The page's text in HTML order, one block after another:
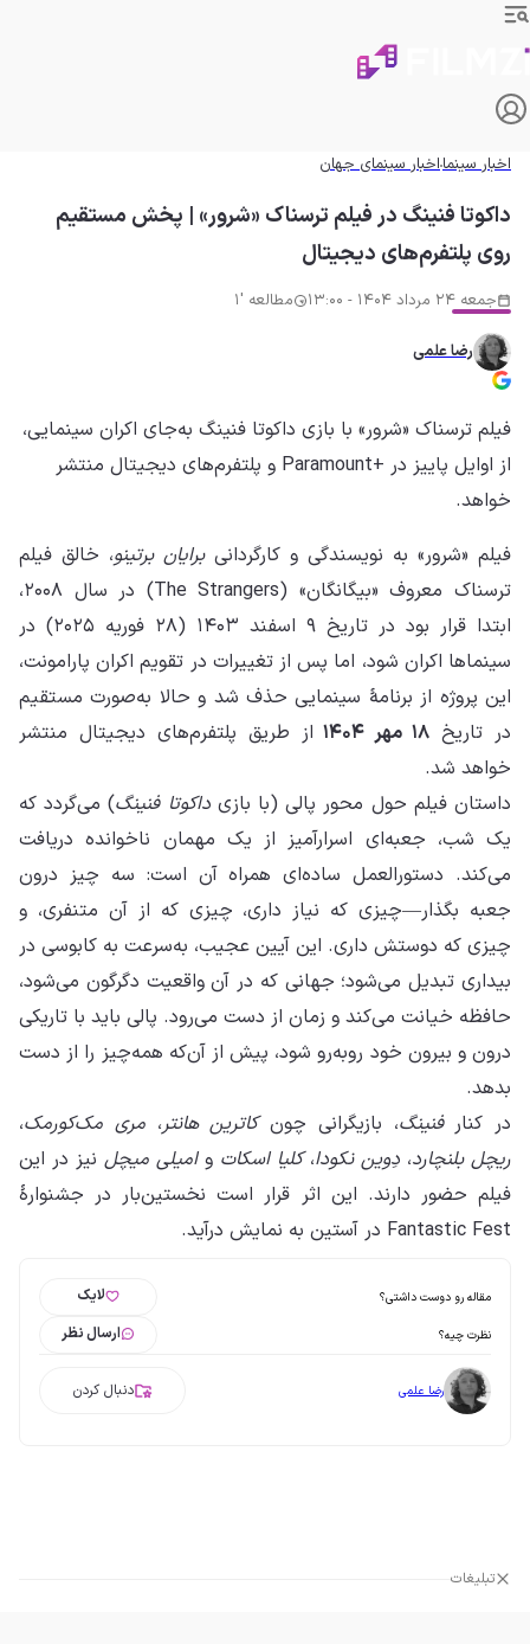
اخبار سینمااخبار سینمای جهان
داکوتا فنینگ در فیلم ترسناک «شرور» | پخش مستقیم
روی پلتفرم‌های دیجیتال
جمعه 24 مرداد 1404 - 13:00 مطالعه '1
رضا علمی
فیلم ترسناک «شرور» با بازی داکوتا فنینگ به‌جای اکران سینمایی،
از اوایل پاییز در +Paramount و پلتفرم‌های دیجیتال منتشر
خواهد.
فیلم «شرور» به نویسندگی و کارگردانیبرایان برتینو، خالق فیلم
ترسناک معروف «بیگانگان» (The Strangers) در سال ۲۰۰۸،
ابتدا قرار بود در تاریخ ۹ اسفند ۱۴۰۳ (۲۸ فوریه ۲۰۲۵) در
سینماها اکران شود، اما پس از تغییرات در تقویم اکران پارامونت،
این پروژه از برنامهٔ سینمایی حذف شد و حالا به‌صورت مستقیم
در تاریخ ۱۸ مهر ۱۴۰۴
از طریق پلتفرم‌های دیجیتال منتشر
خواهد شد.
داستان فیلم حول محور پالی (با بازیداکوتا فنینگ) می‌گردد که
یک شب، جعبه‌ای اسرارآمیز از یک مهمان ناخوانده دریافت
می‌کند. دستورالعمل ساده‌ای همراه آن است: سه چیز درون
جعبه بگذار—چیزی که نیاز داری، چیزی که از آن متنفری، و
چیزی که دوستش داری. این آیین عجیب، به‌سرعت به کابوسی در
بیداری تبدیل می‌شود؛ جهانی که در آن واقعیت دگرگون می‌شود،
حافظه خیانت می‌کند و زمان از دست می‌رود. پالی باید با تاریکی
درون و بیرون خود روبه‌رو شود، پیش از آن‌که همه‌چیز را از دست
بدهد.
در کنارفنینگ، بازیگرانی چونکاترین هانتر،مری مک‌کورمک،
ریچل بلنچارد، دِوین نکودا،کلیا اسکات وامیلی میچل نیز در این
فیلم حضور دارند. این اثر قرار است نخستین‌بار در جشنوارهٔ
Fantastic Fest در آستین به نمایش درآید.
مقاله رو دوست داشتی؟ لایک
نظرت چیه؟ ارسال نظر
رضا علمی دنبال کردن
تبلیغات